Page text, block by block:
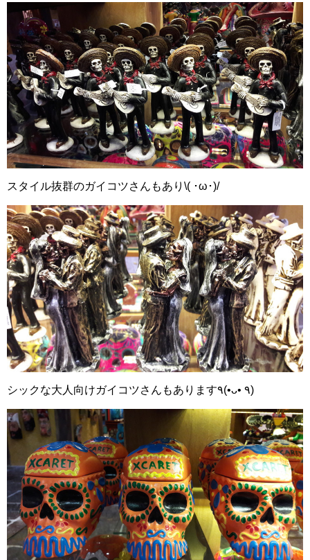
スタイル抜群のガイコツさんもあり\( ･ω･)/
シックな大人向けガイコツさんもあります٩(•ᴗ• ٩)